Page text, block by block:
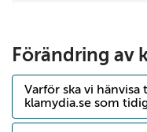
Förändring av
Varför ska vi hänvisa
klamydia.se som